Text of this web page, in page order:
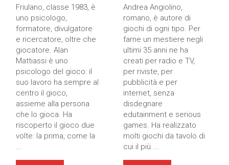
Friulano, classe 1983, è
uno psicologo,
formatore, divulgatore
e ricercatore, oltre che
giocatore. Alan
Mattiassi è uno
psicologo del gioco: il
suo lavoro ha sempre al
centro il gioco,
assieme alla persona
che lo gioca. Ha
riscoperto il gioco due
volte: la prima, come la
...
Andrea Angiolino,
romano, è autore di
giochi di ogni tipo. Per
farne un mestiere negli
ultimi 35 anni ne ha
creati per radio e TV,
per riviste, per
pubblicità e per
internet, senza
disdegnare
edutainment e serious
games. Ha realizzato
molti giochi da tavolo di
cui il più ...